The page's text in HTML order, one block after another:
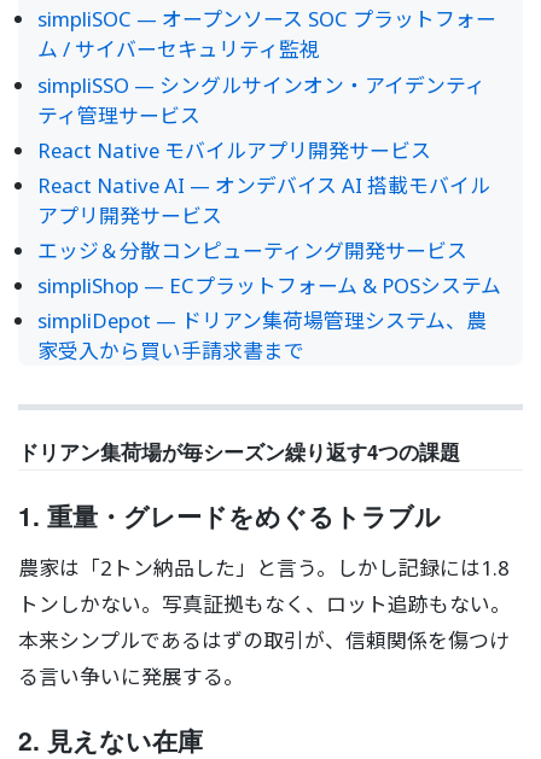
simpliSOC — オープンソース SOC プラットフォー
ム / サイバーセキュリティ監視
simpliSSO — シングルサインオン・アイデンティ
ティ管理サービス
React Native モバイルアプリ開発サービス
React Native AI — オンデバイス AI 搭載モバイル
アプリ開発サービス
エッジ＆分散コンピューティング開発サービス
simpliShop — ECプラットフォーム & POSシステム
simpliDepot — ドリアン集荷場管理システム、農
家受入から買い手請求書まで
ドリアン集荷場が毎シーズン繰り返す4つの課題
1. 重量・グレードをめぐるトラブル
農家は「2トン納品した」と言う。しかし記録には1.8
トンしかない。写真証拠もなく、ロット追跡もない。
本来シンプルであるはずの取引が、信頼関係を傷つけ
る言い争いに発展する。
2. 見えない在庫